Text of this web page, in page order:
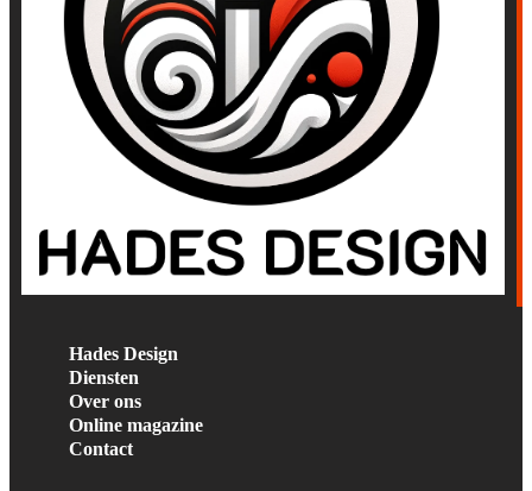
Hades Design
Diensten
Over ons
Online magazine
Contact